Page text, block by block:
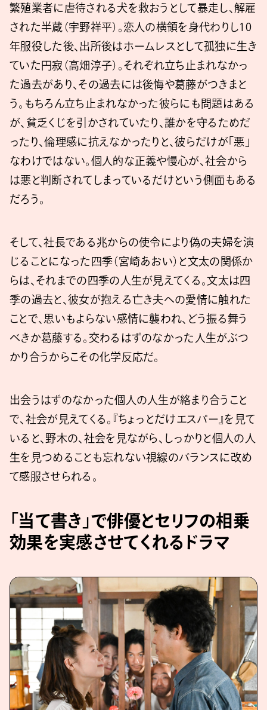
繁殖業者に虐待される犬を救おうとして暴走し、解雇
された半蔵（宇野祥平）。恋人の横領を身代わりし10
年服役した後、出所後はホームレスとして孤独に生き
ていた円寂（高畑淳子）。それぞれ立ち止まれなかっ
た過去があり、その過去には後悔や葛藤がつきまと
う。もちろん立ち止まれなかった彼らにも問題はある
が、貧乏くじを引かされていたり、誰かを守るためだ
ったり、倫理感に抗えなかったりと、彼らだけが「悪」
なわけではない。個人的な正義や慢心が、社会から
は悪と判断されてしまっているだけという側面もある
だろう。
そして、社長である兆からの使令により偽の夫婦を演
じることになった四季（宮崎あおい）と文太の関係か
らは、それまでの四季の人生が見えてくる。文太は四
季の過去と、彼女が抱える亡き夫への愛情に触れた
ことで、思いもよらない感情に襲われ、どう振る舞う
べきか葛藤する。交わるはずのなかった人生がぶつ
かり合うからこその化学反応だ。
出会うはずのなかった個人の人生が絡まり合うこと
で、社会が見えてくる。『ちょっとだけエスパー』を見て
いると、野木の、社会を見ながら、しっかりと個人の人
生を見つめることも忘れない視線のバランスに改め
て感服させられる。
「当て書き」で俳優とセリフの相乗
効果を実感させてくれるドラマ